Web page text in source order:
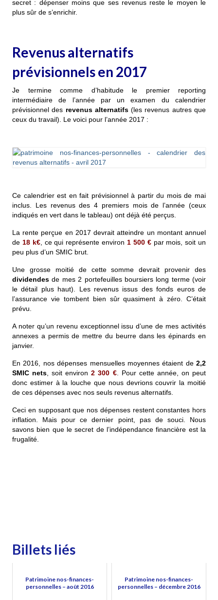
secret : dépenser moins que ses revenus reste le moyen le
plus sûr de s’enrichir.
Revenus alternatifs
prévisionnels en 2017
Je termine comme d’habitude le premier reporting
intermédiaire de l’année par un examen du calendrier
prévisionnel des revenus alternatifs(les revenus autres que
ceux du travail). Le voici pour l’année 2017 :
Ce calendrier est en fait prévisionnel à partir du mois de mai
inclus. Les revenus des 4 premiers mois de l’année (ceux
indiqués en vert dans le tableau) ont déjà été perçus.
La rente perçue en 2017 devrait atteindre un montant annuel
de 18 k€, ce qui représente environ 1 500 € par mois, soit un
peu plus d’un SMIC brut.
Une grosse moitié de cette somme devrait provenir des
dividendes de mes 2 portefeuilles boursiers long terme (voir
le détail plus haut). Les revenus issus des fonds euros de
l’assurance vie tombent bien sûr quasiment à zéro. C’était
prévu.
A noter qu’un revenu exceptionnel issu d’une de mes activités
annexes a permis de mettre du beurre dans les épinards en
janvier.
En 2016, nos dépenses mensuelles moyennes étaient de 2,2
SMIC nets , soit environ2 300 €. Pour cette année, on peut
donc estimer à la louche que nous devrions couvrir la moitié
de ces dépenses avec nos seuls revenus alternatifs.
Ceci en supposant que nos dépenses restent constantes hors
inflation. Mais pour ce dernier point, pas de souci. Nous
savons bien que le secret de l’indépendance financière est la
frugalité.
Billets liés
Patrimoine nos-finances-
personnelles – août 2016
Patrimoine nos-finances-
personnelles – décembre 2016